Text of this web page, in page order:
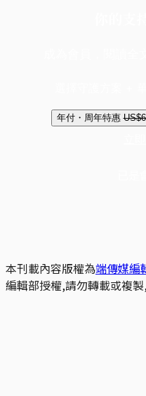
年付・周年特惠
本刊載內容版權為端傳媒編
編輯部授權,請勿轉載或複